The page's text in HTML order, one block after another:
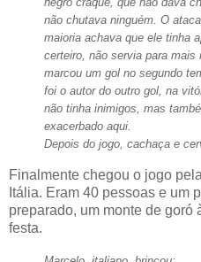
não chutava ninguém. O
maioria achava que ele tinha
certeiro, não servia para mais
marcou um gol no segundo
foi o autor do outro gol, na
não tinha inimigos, mas
exacerbado aqui.
Depois do jogo, cachaça e
Finalmente chegou o jogo
Itália. Eram 40 pessoas e um
preparado, um monte de goró
festa.